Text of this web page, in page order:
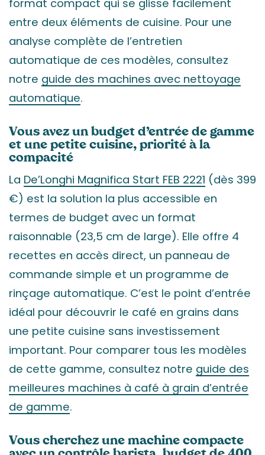
format compact qui se glisse facilement
entre deux éléments de cuisine. Pour une
analyse complète de l’entretien
automatique de ces modèles, consultez
notre guide des machines avec nettoyage
automatique.
Vous avez un budget d’entrée de gamme
et une petite cuisine, priorité à la
compacité
La De’Longhi Magnifica Start FEB 2221 (dès 399
€) est la solution la plus accessible en
termes de budget avec un format
raisonnable (23,5 cm de large). Elle offre 4
recettes en accès direct, un panneau de
commande simple et un programme de
rinçage automatique. C’est le point d’entrée
idéal pour découvrir le café en grains dans
une petite cuisine sans investissement
important. Pour comparer tous les modèles
de cette gamme, consultez notre guide des
meilleures machines à café à grain d’entrée
de gamme.
Vous cherchez une machine compacte